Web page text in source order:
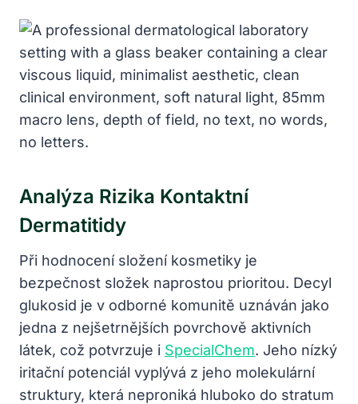
Analýza Rizika Kontaktní
Dermatitidy
Při hodnocení složení kosmetiky je
bezpečnost složek naprostou prioritou. Decyl
glukosid je v odborné komunitě uznáván jako
jedna z nejšetrnějších povrchově aktivních
látek, což potvrzuje i SpecialChem. Jeho nízký
iritační potenciál vyplývá z jeho molekulární
struktury, která neproniká hluboko do stratum